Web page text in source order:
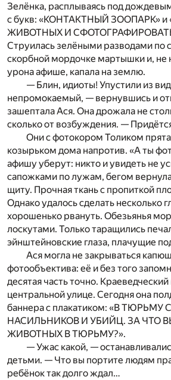
Зелёнка, расплываясь под
с букв: «КОНТАКТНЫЙ ЗООПАРК»
ЖИВОТНЫХ И
Струилась зелёными разводами по
скорбной мордочке мартышки и, не
урона афише, капала на землю.
— Блин, идиоты! Упустили из
непромокаемый, — вернувшись и
зашептала Ася. Она дрожала не
сколько от возбуждения. —
Они с фотокором Толиком
козырьком дома напротив. «А ты
афишу уберут: никто и увидеть не
сапожками по лужам, бегом
щиту. Прочная ткань с пропиткой
Однако удалось сделать несколько
хорошенько рвануть. Обезьянья
лоскутами. Только таращились
эйнштейновские глаза, плачущие
Ася могла не закрываться
фотообъектива: её и без того
десятая часть точно.
центральной улице. Сегодня она
баннера с плакатиком: «В
НАСИЛЬНИКОВ И УБИЙЦ. ЗА ЧТО
ЖИВОТНЫХ В ТЮРЬМУ?».
— Ужас какой, —
детьми. — Что вы портите людям
ребёнок так долго ждал…